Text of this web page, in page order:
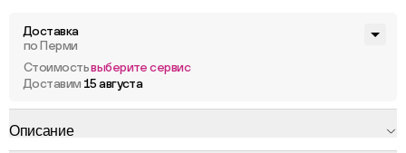
Доставка
по Перми
Стоимостьвыберите сервис
Доставим 15 августа
Описание